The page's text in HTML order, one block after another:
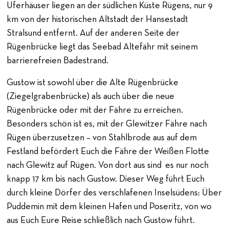
Uferhäuser liegen an der südlichen Küste Rügens, nur 9
km von der historischen Altstadt der Hansestadt
Stralsund entfernt. Auf der anderen Seite der
Rügenbrücke liegt das Seebad Altefähr mit seinem
barrierefreien Badestrand.
Gustow ist sowohl über die Alte Rügenbrücke
(Ziegelgrabenbrücke) als auch über die neue
Rügenbrücke oder mit der Fähre zu erreichen.
Besonders schön ist es, mit der Glewitzer Fähre nach
Rügen überzusetzen – von Stahlbrode aus auf dem
Festland befördert Euch die Fähre der Weißen Flotte
nach Glewitz auf Rügen. Von dort aus sind es nur noch
knapp 17 km bis nach Gustow. Dieser Weg führt Euch
durch kleine Dörfer des verschlafenen Inselsüdens: Über
Puddemin mit dem kleinen Hafen und Poseritz, von wo
aus Euch Eure Reise schließlich nach Gustow führt.